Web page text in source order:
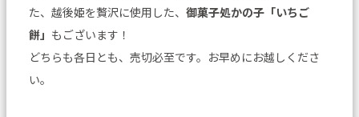
た、越後姫を贅沢に使用した、 御菓子処かの子「いちご
餅」 もございます！
どちらも各日とも、売切必至です。お早めにお越しくださ
い。